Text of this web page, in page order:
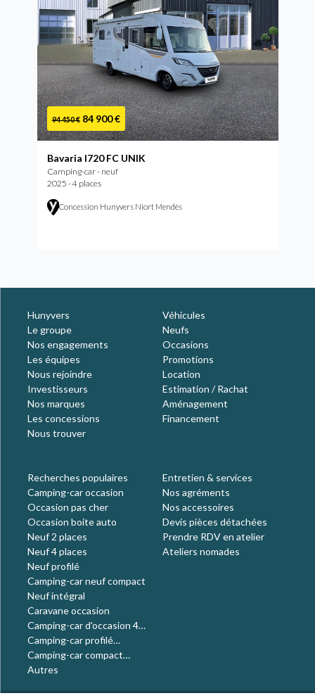
94 450 € 84 900 €
Bavaria I720 FC UNIK
Camping-car - neuf
2025 - 4 places
Concession Hunyvers Niort Mendès
Hunyvers
Le groupe
Nos engagements
Les équipes
Nous rejoindre
Investisseurs
Nos marques
Les concessions
Nous trouver
Véhicules
Neufs
Occasions
Promotions
Location
Estimation / Rachat
Aménagement
Financement
Recherches populaires
Camping-car occasion
Occasion pas cher
Occasion boite auto
Neuf 2 places
Neuf 4 places
Neuf profilé
Camping-car neuf compact
Neuf intégral
Caravane occasion
Camping-car d'occasion 4
places
Camping-car profilé
occasion
Camping-car compact
occasion
Autres
Entretien & services
Nos agréments
Nos accessoires
Devis pièces détachées
Prendre RDV en atelier
Ateliers nomades